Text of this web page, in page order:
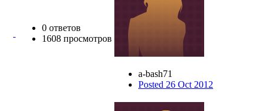
0 ответов
1608 просмотров
a-bash71
Posted 26 Oct 2012